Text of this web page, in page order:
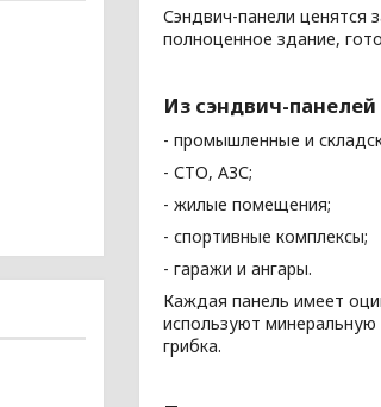
Сэндвич-панели ценятся
полноценное здание,
Из сэндвич-панелей
- промышленные и
- СТО, АЗС;
- жилые помещения;
- спортивные комплексы;
- гаражи и ангары.
Каждая панель имеет
используют
грибка.